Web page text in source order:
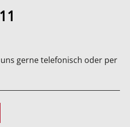
gerne telefonisch oder per